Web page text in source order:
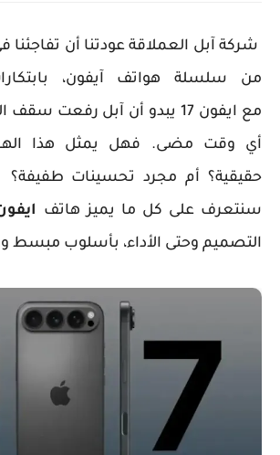
شركة آبل العملاقة عودتنا أن تفاجئنا
من سلسلة هواتف آيفون،
مع ايفون 17
يبدو أن آبل رفعت سقف
أي وقت مضى. فهل يمثل هذا
حقيقية؟ أم مجرد تحسينات
سنتعرف على كل ما يميز هاتف
ايفون
التصميم وحتى الأداء، بأسلوب مبسط